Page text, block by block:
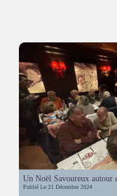
2023
Un Noël Savoureux autour
Publié Le21 Décembre 2024